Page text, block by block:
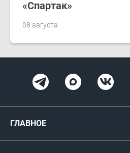
08 августа
«Спартак»
ГЛАВНОЕ